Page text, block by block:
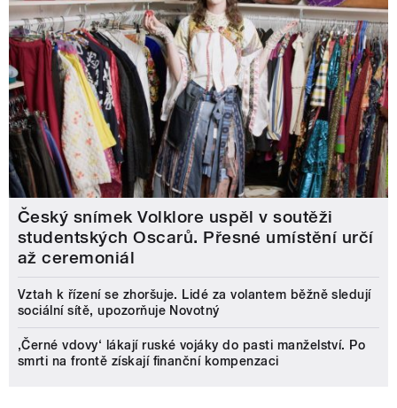
Český snímek Volklore uspěl v soutěži
studentských Oscarů. Přesné umístění určí
až ceremoniál
Vztah k řízení se zhoršuje. Lidé za volantem běžně sledují
sociální sítě, upozorňuje Novotný
‚Černé vdovy‘ lákají ruské vojáky do pasti manželství. Po
smrti na frontě získají finanční kompenzaci